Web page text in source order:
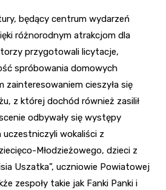
będący centrum wydarzeń
różnorodnym atrakcjom dla
przygotowali licytacje,
spróbowania domowych
zainteresowaniem cieszyła się
z której dochód również zasilił
odbywały się występy
wokaliści z
Młodzieżowego, dzieci z
Uszatka”, uczniowie Powiatowej
zespoły takie jak Fanki Panki i